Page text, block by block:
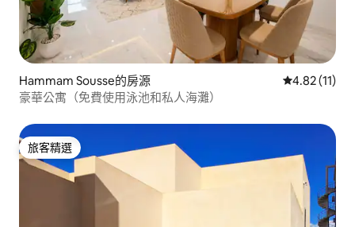
Hammam Sousse的房源 從 11 則評價
4.82 (11)
豪華公寓（免費使用泳池和私人海灘）
旅客精選
旅客精選